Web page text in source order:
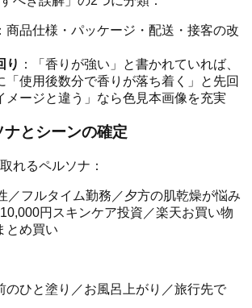
：商品仕様・パッケージ・配送・接客の改
り ：「香りが強い」と書かれていれば、
「使用後数分で香りが落ち着く」と先回
メージと違う」なら色見本画像を充実
とシーンの確定
れるペルソナ：
／フルタイム勤務／夕方の肌乾燥が悩み
円スキンケア投資／楽天お買い物
とめ買い
のひと塗り／お風呂上がり／旅行先で